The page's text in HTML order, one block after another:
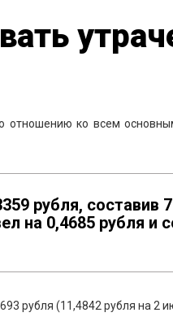
отношению ко всем
рубля, составив
на 0,4685 рубля и
рубля (11,4842 рубля на 2